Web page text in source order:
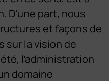
D’une part, nous
et façons de
sur la vision de
l’administration
domaine